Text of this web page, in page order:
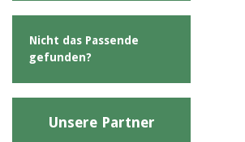
Nicht das Passende
gefunden?
Unsere Partner